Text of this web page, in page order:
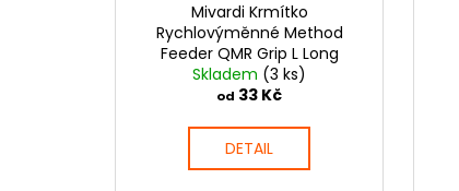
Mivardi Krmítko
Rychlovýměnné Method
Feeder QMR Grip L Long
Skladem (3 ks)
od 33 Kč
DETAIL